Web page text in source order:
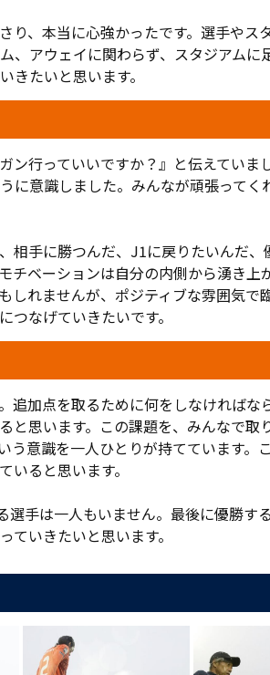
誇らしげに言う。「すごいチームだな
るチームは強いですよね」。ついに
り、本当に心強かったです。選手やス
、アウェイに関わらず、スタジアムに
きたいと思います。
ン行っていいですか？』と伝えていま
に意識しました。みんなが頑張ってく
相手に勝つんだ、J1に戻りたいんだ、
チベーションは自分の内側から湧き上
しれませんが、ポジティブな雰囲気で
つなげていきたいです。
追加点を取るために何をしなければな
と思います。この課題を、みんなで取
う意識を一人ひとりが持てています。
いると思います。
手は一人もいません。最後に優勝す
いきたいと思います。